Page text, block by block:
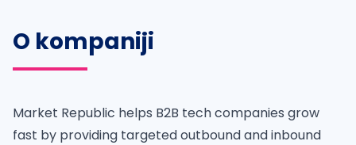
O kompaniji
Market Republic helps B2B tech companies grow
fast by providing targeted outbound and inbound